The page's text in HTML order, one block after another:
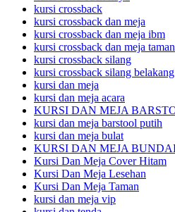
kursi crossback
kursi crossback dan meja
kursi crossback dan meja ibm
kursi crossback dan meja taman
kursi crossback silang
kursi crossback silang belakang
kursi dan meja
kursi dan meja acara
KURSI DAN MEJA
kursi dan meja barstool putih
kursi dan meja bulat
KURSI DAN MEJA
Kursi Dan Meja Cover Hitam
Kursi Dan Meja Lesehan
Kursi Dan Meja Taman
kursi dan meja vip